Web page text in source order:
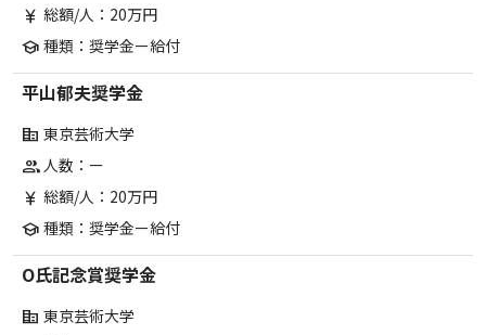
currency_yen 総額/人：20万円
school 種類：奨学金ー給付
平山郁夫奨学金
corporate_fare 東京芸術大学
group人数：ー
currency_yen 総額/人：20万円
school 種類：奨学金ー給付
O氏記念賞奨学金
corporate_fare 東京芸術大学